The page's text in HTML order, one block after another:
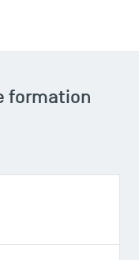
formation